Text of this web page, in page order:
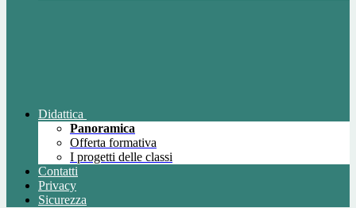
Didattica
Panoramica
Offerta formativa
I progetti delle classi
Contatti
Privacy
Sicurezza